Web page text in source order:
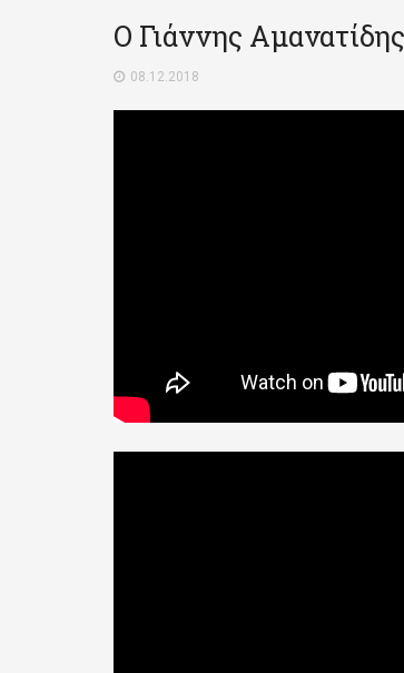
Ο Γιάννης
08.12.2018